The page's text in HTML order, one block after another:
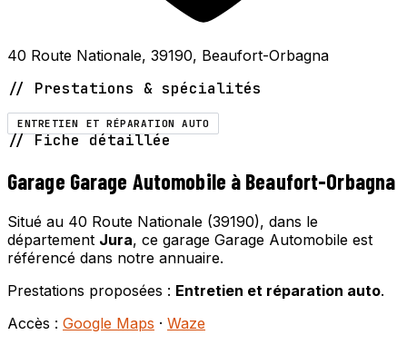
40 Route Nationale, 39190, Beaufort-Orbagna
// Prestations & spécialités
ENTRETIEN ET RÉPARATION AUTO
// Fiche détaillée
Garage Garage Automobile à Beaufort-Orbagna
Situé au 40 Route Nationale (39190), dans le
département Jura, ce garage Garage Automobile est
référencé dans notre annuaire.
Prestations proposées : Entretien et réparation auto.
Accès : Google Maps · Waze